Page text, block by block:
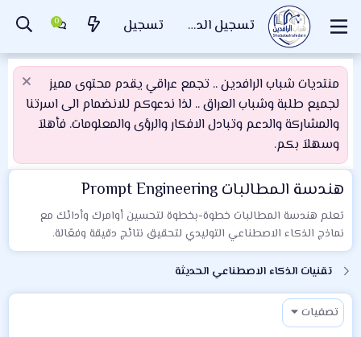
تسجيل الدخول تسجيل
منتديات شباب الرافدين .. تجمع عراقي يقدم محتوى مميز
لجميع طلبة وشباب العراق .. لذا ندعوكم للانضمام الى اسرتنا
والمشاركة والدعم وتبادل الافكار والرؤى والمعلومات. فأهلاَ
وسهلاَ بكم.
هندسة المطالبات Prompt Engineering
تعلم هندسة المطالبات خطوة-بخطوة لتحسين أوامرك وأدائك مع
نماذج الذكاء الاصطناعي التوليدي لتحقيق نتائج دقيقة وفعّالة.
تقنيات الذكاء الاصطناعي الحديثة
تصفيات